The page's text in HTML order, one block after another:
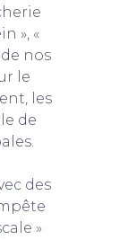
», «
nos
le
les
de
des
»